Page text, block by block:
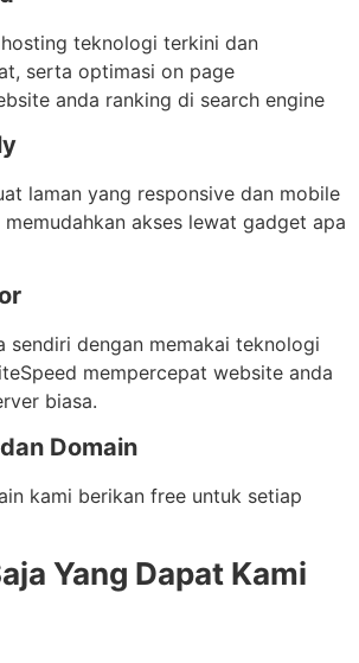
teknologi terkini dan
serta optimasi on page
anda ranking di search engine
laman yang responsive dan mobile
akses lewat gadget apa
sendiri dengan memakai teknologi
mempercepat website anda
biasa.
Domain
kami berikan free untuk setiap
Yang Dapat Kami